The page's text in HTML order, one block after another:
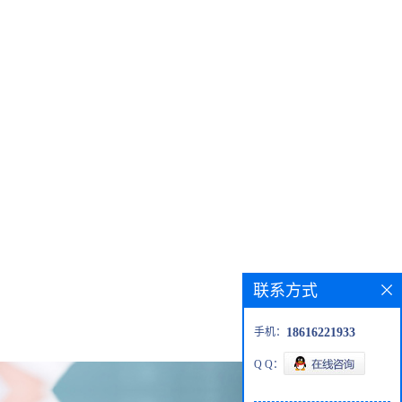
联系方式
手机： 18616221933
Q Q：